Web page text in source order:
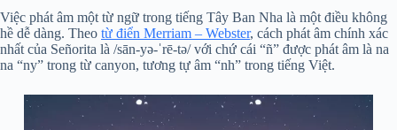
Việc phát âm một từ ngữ trong tiếng Tây Ban Nha là một điều không
hề dễ dàng. Theo từ điển Merriam – Webster, cách phát âm chính xác
nhất của Señorita là /sān-yə-ˈrē-tə/ với chứ cái “ñ” được phát âm là na
na “ny” trong từ canyon, tương tự âm “nh” trong tiếng Việt.